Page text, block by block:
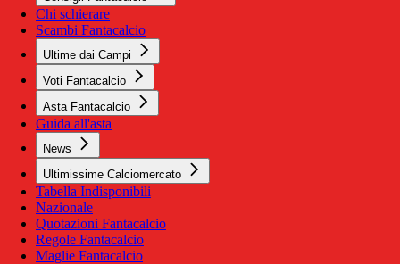
Chi schierare
Scambi Fantacalcio
Ultime dai Campi
Voti Fantacalcio
Asta Fantacalcio
Guida all'asta
News
Ultimissime Calciomercato
Tabella Indisponibili
Nazionale
Quotazioni Fantacalcio
Regole Fantacalcio
Maglie Fantacalcio